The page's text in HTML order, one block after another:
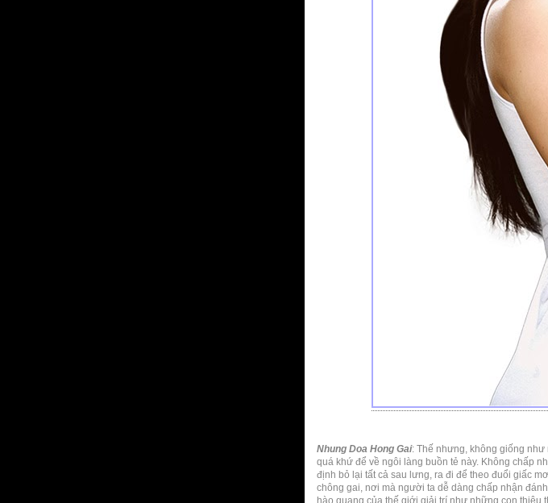
Nhung Doa Hong Gai: Thế nhưng, không giống
quá khứ để về ngôi làng buồn tẻ này. Không chấp
định bỏ lại tất cả sau lưng, ra đi để theo đuổi giấc
chông gai, nơi mà người ta dễ dàng chấp nhận
hào quang của thế giới giải trí như những con thiêu